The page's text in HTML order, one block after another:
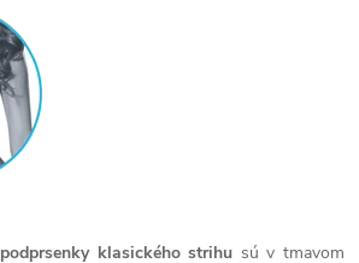
klasického strihu sú v tmavom